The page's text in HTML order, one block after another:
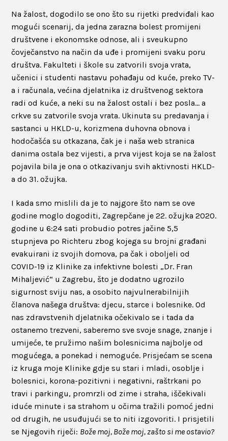
Na žalost, dogodilo se ono što su rijetki predviđali kao
mogući scenarij, da jedna zarazna bolest promijeni
društvene i ekonomske odnose, ali i sveukupno
čovječanstvo na način da uđe i promijeni svaku poru
društva. Fakulteti i škole su zatvorili svoja vrata,
učenici i studenti nastavu pohađaju od kuće, preko TV-
a i računala, većina djelatnika iz društvenog sektora
radi od kuće, a neki su na žalost ostali i bez posla… a
crkve su zatvorile svoja vrata. Ukinuta su predavanja i
sastanci u HKLD-u, korizmena duhovna obnova i
hodočašća su otkazana, čak je i naša web stranica
danima ostala bez vijesti, a prva vijest koja se na žalost
pojavila bila je ona o otkazivanju svih aktivnosti HKLD-
a do 31. ožujka.
I kada smo mislili da je to najgore što nam se ove
godine moglo dogoditi, Zagrepčane je 22. ožujka 2020.
godine u 6:24 sati probudio potres jačine 5,5
stupnjeva po Richteru zbog kojega su brojni građani
evakuirani iz svojih domova, pa čak i oboljeli od
COVID-19 iz Klinike za infektivne bolesti „Dr. Fran
Mihaljević“ u Zagrebu, što je dodatno ugrozilo
sigurnost sviju nas, a osobito najvulnerabilnijih
članova našega društva: djecu, starce i bolesnike. Od
nas zdravstvenih djelatnika očekivalo se i tada da
ostanemo trezveni, saberemo sve svoje snage, znanje i
umijeće, te pružimo našim bolesnicima najbolje od
mogućega, a ponekad i nemoguće. Prisjećam se scena
iz kruga moje Klinike gdje su stari i mladi, osoblje i
bolesnici, korona-pozitivni i negativni, raštrkani po
travi i parkingu, promrzli od zime i straha, iščekivali
iduće minute i sa strahom u očima tražili pomoć jedni
od drugih, ne usuđujući se to niti izgovoriti. I prisjetili
se Njegovih riječi: Bože moj, Bože moj, zašto si me ostavio?